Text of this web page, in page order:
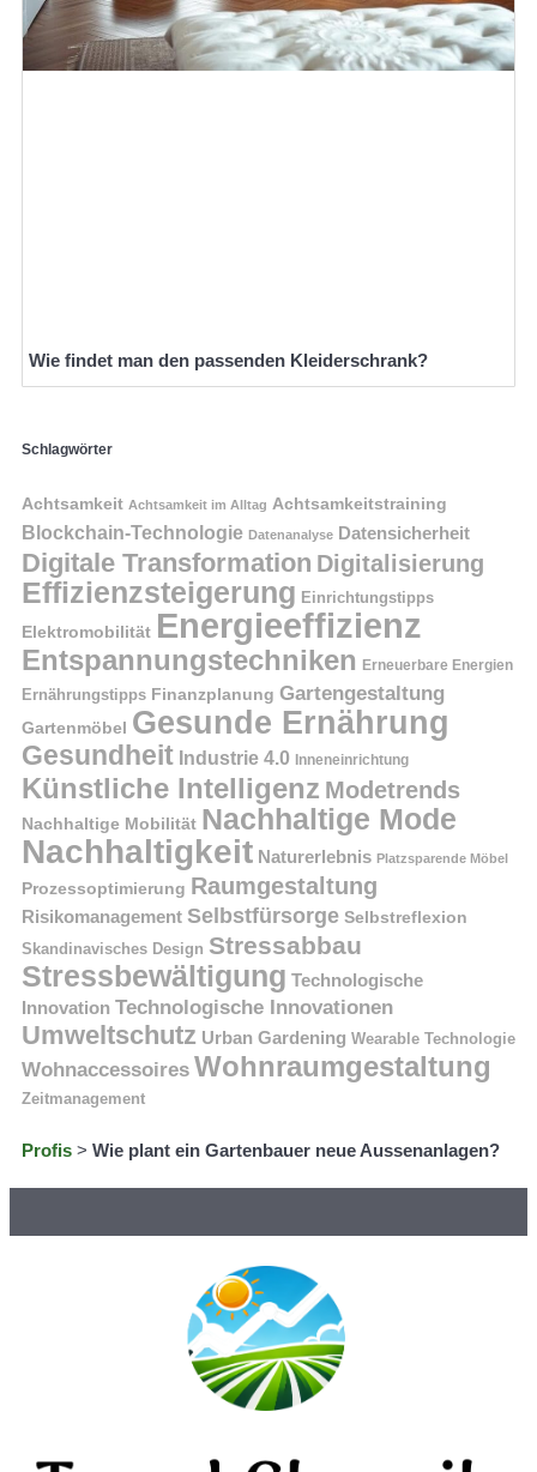
Wie findet man den passenden Kleiderschrank?
Schlagwörter
Achtsamkeit Achtsamkeit im Alltag Achtsamkeitstraining
Blockchain-Technologie Datenanalyse Datensicherheit
Digitale Transformation Digitalisierung
Effizienzsteigerung Einrichtungstipps
Elektromobilität Energieeffizienz
Entspannungstechniken Erneuerbare Energien
Ernährungstipps Finanzplanung Gartengestaltung
Gartenmöbel Gesunde Ernährung
Gesundheit Industrie 4.0 Inneneinrichtung
Künstliche Intelligenz Modetrends
Nachhaltige Mobilität Nachhaltige Mode
Nachhaltigkeit Naturerlebnis Platzsparende Möbel
Prozessoptimierung Raumgestaltung
Risikomanagement Selbstfürsorge Selbstreflexion
Skandinavisches Design Stressabbau
Stressbewältigung Technologische
Innovation Technologische Innovationen
Umweltschutz Urban Gardening Wearable Technologie
Wohnaccessoires Wohnraumgestaltung
Zeitmanagement
Profis > Wie plant ein Gartenbauer neue Aussenanlagen?